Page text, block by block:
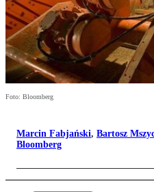
Foto: Bloomberg
Marcin Fabjański, Bartosz
Bloomberg